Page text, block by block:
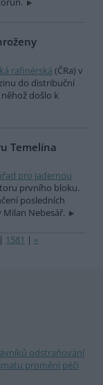
rafinérská (ČRa) v
do distribuční
došlo k
Temelína
pro jadernou
prvního bloku.
posledních
Nebesář.
| 1581 | »
odstraňování
promění péči